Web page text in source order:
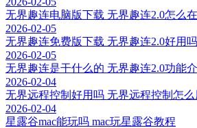
无界趣连电脑版下载 无界趣连2.0怎么
2026-02-05
无界趣连免费版下载 无界趣连2.0好用吗
2026-02-05
无界趣连是干什么的 无界趣连2.0功能
2026-02-04
无界远程控制好用吗 无界远程控制怎么
2026-02-04
星露谷mac能玩吗 mac玩星露谷教程